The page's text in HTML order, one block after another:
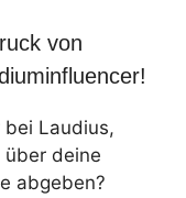
von
Laudius,
deine
abgeben?